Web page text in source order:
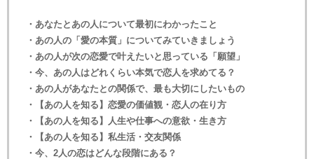
・あなたとあの人について最初にわかったこと
・あの人の「愛の本質」についてみていきましょう
・あの人が次の恋愛で叶えたいと思っている「願望」
・今、あの人はどれくらい本気で恋人を求めてる？
・あの人があなたとの関係で、最も大切にしたいもの
・【あの人を知る】恋愛の価値観・恋人の在り方
・【あの人を知る】人生や仕事への意欲・生き方
・【あの人を知る】私生活・交友関係
・今、2人の恋はどんな段階にある？